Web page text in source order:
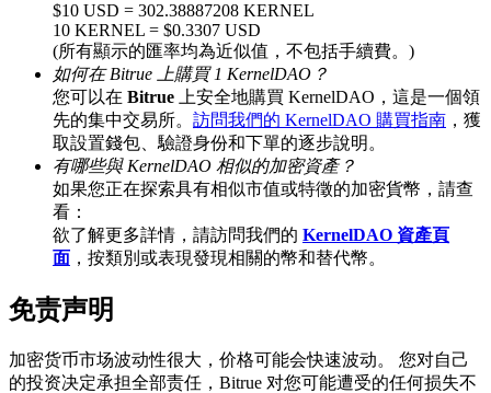
BTC 專享獎勵
BTC 專享獎勵
充值並交易BTC瓜分 25,000 USDT 獎池！
充值CASHCAT & 赢取
瓜分 500000 CASHCAT 獎池
$10 USD = 302.38887208 KERNEL
10 KERNEL = $0.3307 USD
(所有顯示的匯率均為近似值，不包括手續費。)
如何在 Bitrue 上購買 1 KernelDAO？
您可以在 Bitrue 上安全地購買 KernelDAO，這是一個領
先的集中交易所。 訪問我們的 KernelDAO 購買指南 ，獲
取設置錢包、驗證身份和下單的逐步說明。
有哪些與 KernelDAO 相似的加密資產？
如果您正在探索具有相似市值或特徵的加密貨幣，請查
看：
欲了解更多詳情，請訪問我們的 KernelDAO 資產頁
面 ，按類別或表現發現相關的幣和替代幣。
免责声明
加密货币市场波动性很大，价格可能会快速波动。 您对自己
的投资决定承担全部责任，Bitrue 对您可能遭受的任何损失不